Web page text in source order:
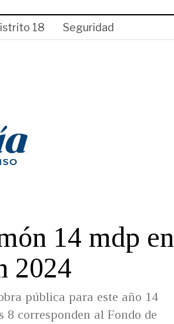
18 Seguridad
14 mdp en
2024
pública para este año 14
8 corresponden al Fondo de